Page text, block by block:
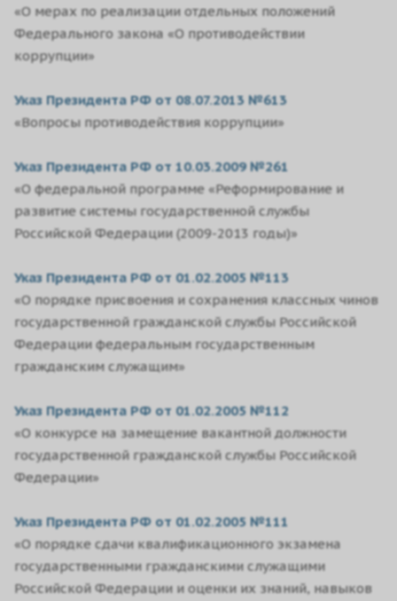
«О мерах по реализации отдельных положений
Федерального закона «О противодействии
коррупции»
Указ Президента РФ от 08.07.2013 №613
«Вопросы противодействия коррупции»
Указ Президента РФ от 10.03.2009 №261
«О федеральной программе «Реформирование и
развитие системы государственной службы
Российской Федерации (2009-2013 годы)»
Указ Президента РФ от 01.02.2005 №113
«О порядке присвоения и сохранения классных чинов
государственной гражданской службы Российской
Федерации федеральным государственным
гражданским служащим»
Указ Президента РФ от 01.02.2005 №112
«О конкурсе на замещение вакантной должности
государственной гражданской службы Российской
Федерации»
Указ Президента РФ от 01.02.2005 №111
«О порядке сдачи квалификационного экзамена
государственными гражданскими служащими
Российской Федерации и оценки их знаний, навыков